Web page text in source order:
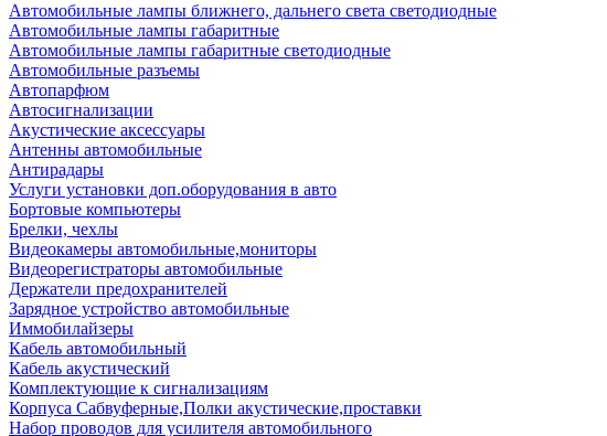
Автомобильные лампы ближнего, дальнего света светодиодные
Автомобильные лампы габаритные
Автомобильные лампы габаритные светодиодные
Автомобильные разъемы
Автопарфюм
Автосигнализации
Акустические аксессуары
Антенны автомобильные
Антирадары
Услуги установки доп.оборудования в авто
Бортовые компьютеры
Брелки, чехлы
Видеокамеры автомобильные,мониторы
Видеорегистраторы автомобильные
Держатели предохранителей
Зарядное устройство автомобильные
Иммобилайзеры
Кабель автомобильный
Кабель акустический
Комплектующие к сигнализациям
Корпуса Сабвуферные,Полки акустические,проставки
Набор проводов для усилителя автомобильного